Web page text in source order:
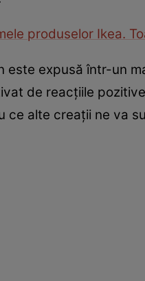
produselor Ikea.
este expusă într-un
de reacțiile
ce alte creații ne va